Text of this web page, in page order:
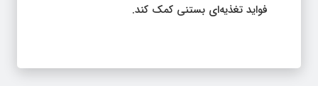
فواید تغذیه‌ای بستنی کمک کند.